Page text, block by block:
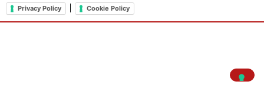
Privacy Policy Cookie Policy